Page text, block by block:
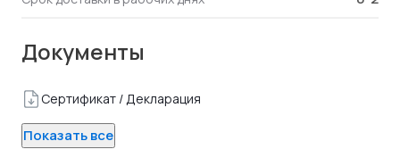
Документы
Сертификат / Декларация
Показать все